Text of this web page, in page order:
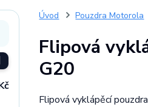
Úvod Pouzdra Motorola
Flipová
G20
Flipová vyklápěcí